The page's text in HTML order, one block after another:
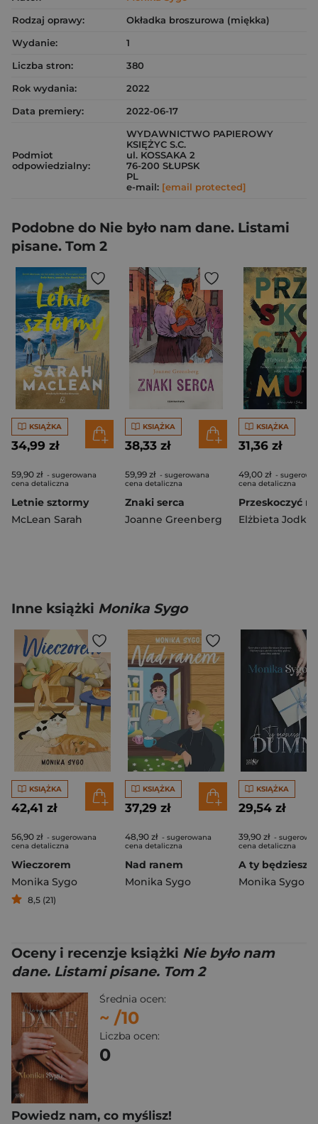
Rodzaj oprawy:
Okładka broszurowa (miękka)
Wydanie:
1
Liczba stron:
380
Rok wydania:
2022
Data premiery:
2022-06-17
Podmiot
odpowiedzialny:
WYDAWNICTWO PAPIEROWY
KSIĘŻYC S.C.
ul. KOSSAKA 2
76-200 SŁUPSK
PL
e-mail: [email protected]
Podobne do Nie było nam dane. Listami
pisane. Tom 2
KSIĄŻKA
34,99 zł
59,90 zł - sugerowana
cena detaliczna
Letnie sztormy
McLean Sarah
KSIĄŻKA
38,33 zł
59,99 zł - sugerowana
cena detaliczna
Znaki serca
Joanne Greenberg
KSIĄŻKA
31,36 zł
49,00 zł -
cena detaliczna
Przeskoczyć
Elżbieta
Inne książki Monika Sygo
KSIĄŻKA
42,41 zł
56,90 zł - sugerowana
cena detaliczna
Wieczorem
Monika Sygo
8,5 (21)
KSIĄŻKA
37,29 zł
48,90 zł - sugerowana
cena detaliczna
Nad ranem
Monika Sygo
KSIĄŻKA
29,54 zł
39,90 zł -
cena detaliczna
Monika Sygo
Oceny i recenzje książki Nie było nam
dane. Listami pisane. Tom 2
Średnia ocen:
~ /10
Liczba ocen:
0
Powiedz nam, co myślisz!